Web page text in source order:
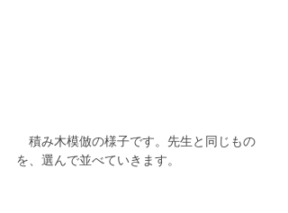
積み木模倣の様子です。先生と同じもの
を、選んで並べていきます。